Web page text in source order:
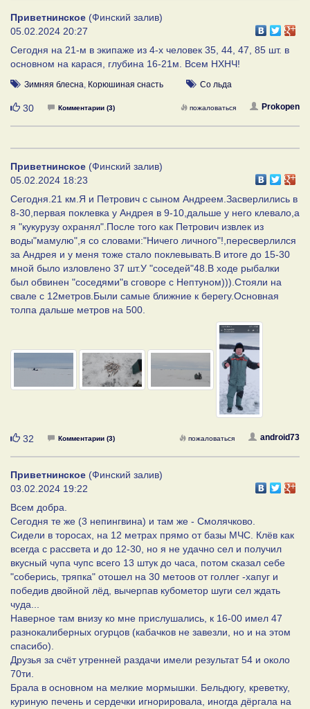
Приветнинское (Финский залив)
05.02.2024 20:27
Сегодня на 21-м в экипаже из 4-х человек 35, 44, 47, 85 шт. в
основном на карася, глубина 16-21м. Всем НХНЧ!
Зимняя блесна, Корюшиная снасть Со льда
Нравится
30 Комментарии (3) Prokopen
пожаловаться
Приветнинское (Финский залив)
05.02.2024 18:23
Сегодня.21 км.Я и Петрович с сыном Андреем.Засверлились в
8-30,первая поклевка у Андрея в 9-10,дальше у него клевало,а
я "кукурузу охранял".После того как Петрович извлек из
воды"мамулю",я со словами:"Ничего личного"!,пересверлился
за Андрея и у меня тоже стало поклевывать.В итоге до 15-30
мной было изловлено 37 шт.У "соседей"48.В ходе рыбалки
был обвинен "соседями"в сговоре с Нептуном))).Стояли на
свале с 12метров.Были самые ближние к берегу.Основная
толпа дальше метров на 500.
Нравится
32 Комментарии (3) android73
пожаловаться
Приветнинское (Финский залив)
03.02.2024 19:22
Всем добра.
Сегодня те же (3 непингвина) и там же - Смолячково.
Сидели в торосах, на 12 метрах прямо от базы МЧС. Клёв как
всегда с рассвета и до 12-30, но я не удачно сел и получил
вкусный чупа чупс всего 13 штук до часа, потом сказал себе
"соберись, тряпка" отошел на 30 метоов от голлег -хапуг и
победив двойной лёд, вычерпав кубометор шуги сел ждать
чуда...
Наверное там внизу ко мне прислушались, к 16-00 имел 47
разнокалиберных огурцов (кабачков не завезли, но и на этом
спасибо).
Друзья за счёт утренней раздачи имели результат 54 и около
70ти.
Брала в основном на мелкие мормышки. Бельдюгу, креветку,
куриную печень и сердечки игнорировала, иногда дёргала на